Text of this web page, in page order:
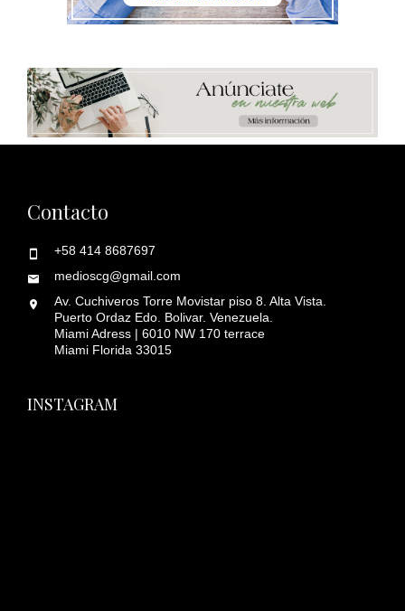
Contacto
+58 414 8687697
medioscg@gmail.com
Av. Cuchiveros Torre Movistar piso 8. Alta Vista.
Puerto Ordaz Edo. Bolivar. Venezuela.
Miami Adress | 6010 NW 170 terrace
Miami Florida 33015
INSTAGRAM